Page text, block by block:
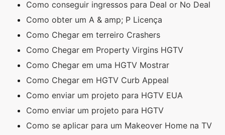
Como conseguir ingressos para Deal or No Deal
Como obter um A & amp; P Licença
Como Chegar em terreiro Crashers
Como Chegar em Property Virgins HGTV
Como Chegar em uma HGTV Mostrar
Como Chegar em HGTV Curb Appeal
Como enviar um projeto para HGTV EUA
Como enviar um projeto para HGTV
Como se aplicar para um Makeover Home na TV